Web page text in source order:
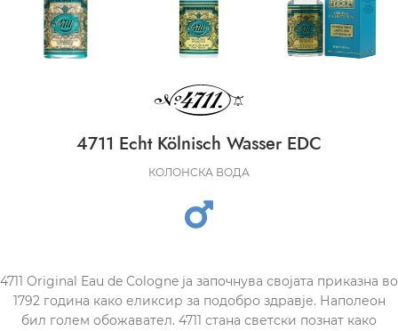
4711 Echt Kölnisch Wasser EDC
КОЛОНСКА ВОДА
4711 Original Eau de Cologne ја започнува својата приказна во
1792 година како еликсир за подобро здравје. Наполеон
бил голем обожавател. 4711 стана светски познат како